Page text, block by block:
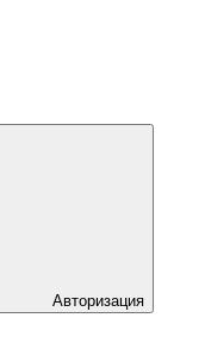
Авторизация